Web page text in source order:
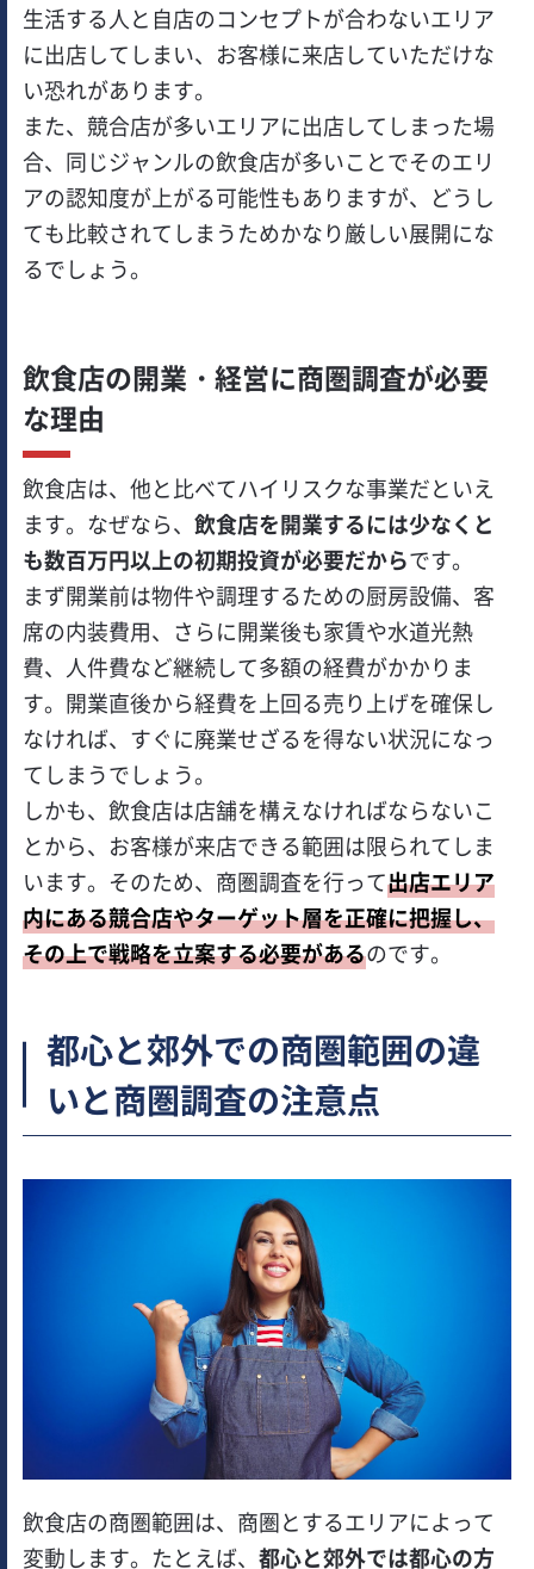
生活する人と自店のコンセプトが合わないエリア
に出店してしまい、お客様に来店していただけな
い恐れがあります。
また、競合店が多いエリアに出店してしまった場
合、同じジャンルの飲食店が多いことでそのエリ
アの認知度が上がる可能性もありますが、どうし
ても比較されてしまうためかなり厳しい展開にな
るでしょう。
飲食店の開業・経営に商圏調査が必要
な理由
飲食店は、他と比べてハイリスクな事業だといえ
ます。なぜなら、飲食店を開業するには少なくと
も数百万円以上の初期投資が必要だからです。
まず開業前は物件や調理するための厨房設備、客
席の内装費用、さらに開業後も家賃や水道光熱
費、人件費など継続して多額の経費がかかりま
す。開業直後から経費を上回る売り上げを確保し
なければ、すぐに廃業せざるを得ない状況になっ
てしまうでしょう。
しかも、飲食店は店舗を構えなければならないこ
とから、お客様が来店できる範囲は限られてしま
います。そのため、商圏調査を行って出店エリア
内にある競合店やターゲット層を正確に把握し、
その上で戦略を立案する必要があるのです。
都心と郊外での商圏範囲の違
いと商圏調査の注意点
飲食店の商圏範囲は、商圏とするエリアによって
変動します。たとえば、都心と郊外では都心の方